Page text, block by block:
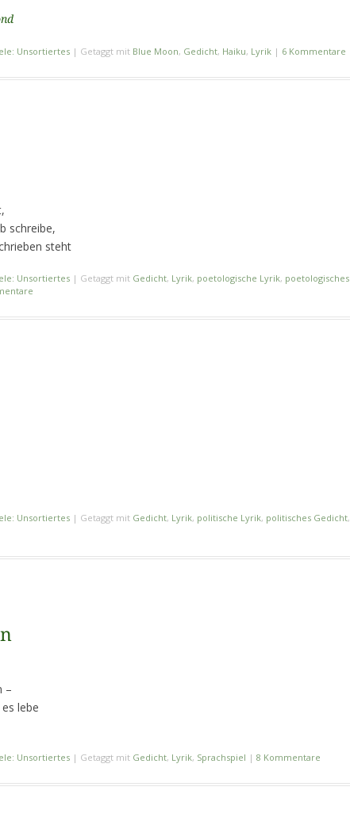
Unsortiertes | Getaggt mit Blue Moon, Gedicht, Haiku, Lyrik | 6 Kommentare
schreibe,
steht
Unsortiertes | Getaggt mit Gedicht, Lyrik, poetologische Lyrik, poetologisches
Unsortiertes | Getaggt mit Gedicht, Lyrik, politische Lyrik, politisches Gedicht,
–
lebe
Unsortiertes | Getaggt mit Gedicht, Lyrik, Sprachspiel | 8 Kommentare